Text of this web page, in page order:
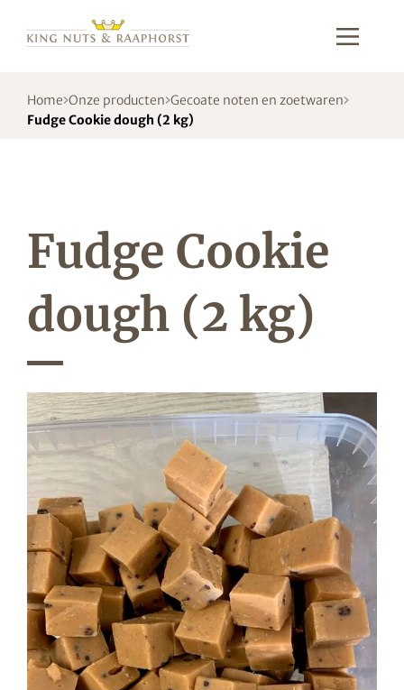
Home Onze producten Gecoate noten en zoetwaren
Fudge Cookie dough (2 kg)
Fudge Cookie
dough (2 kg)